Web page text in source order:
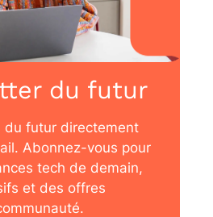
du futur
du futur directement
Abonnez-vous pour
tech de demain,
et des offres